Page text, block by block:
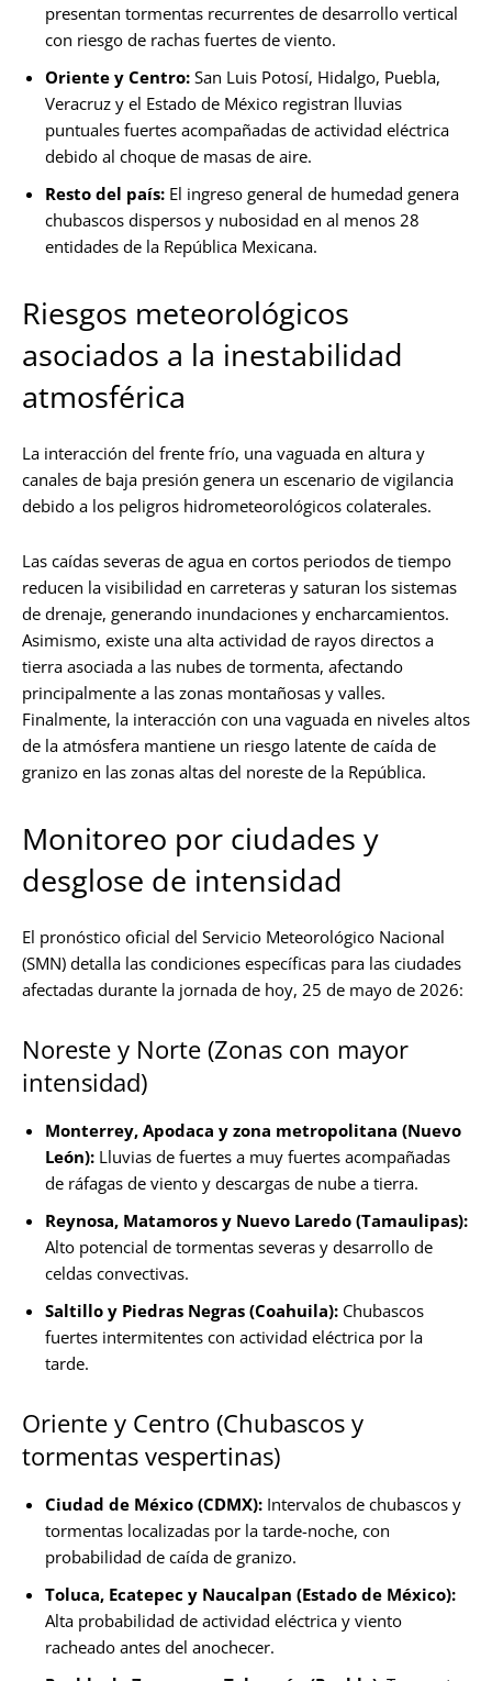
presentan tormentas recurrentes de desarrollo vertical
con riesgo de rachas fuertes de viento.
Oriente y Centro: San Luis Potosí, Hidalgo, Puebla,
Veracruz y el Estado de México registran lluvias
puntuales fuertes acompañadas de actividad eléctrica
debido al choque de masas de aire.
Resto del país: El ingreso general de humedad genera
chubascos dispersos y nubosidad en al menos 28
entidades de la República Mexicana.
Riesgos meteorológicos
asociados a la inestabilidad
atmosférica
La interacción del frente frío, una vaguada en altura y
canales de baja presión genera un escenario de vigilancia
debido a los peligros hidrometeorológicos colaterales.
Las caídas severas de agua en cortos periodos de tiempo
reducen la visibilidad en carreteras y saturan los sistemas
de drenaje, generando inundaciones y encharcamientos.
Asimismo, existe una alta actividad de rayos directos a
tierra asociada a las nubes de tormenta, afectando
principalmente a las zonas montañosas y valles.
Finalmente, la interacción con una vaguada en niveles altos
de la atmósfera mantiene un riesgo latente de caída de
granizo en las zonas altas del noreste de la República.
Monitoreo por ciudades y
desglose de intensidad
El pronóstico oficial del Servicio Meteorológico Nacional
(SMN) detalla las condiciones específicas para las ciudades
afectadas durante la jornada de hoy, 25 de mayo de 2026:
Noreste y Norte (Zonas con mayor
intensidad)
Monterrey, Apodaca y zona metropolitana (Nuevo
León): Lluvias de fuertes a muy fuertes acompañadas
de ráfagas de viento y descargas de nube a tierra.
Reynosa, Matamoros y Nuevo Laredo (Tamaulipas):
Alto potencial de tormentas severas y desarrollo de
celdas convectivas.
Saltillo y Piedras Negras (Coahuila): Chubascos
fuertes intermitentes con actividad eléctrica por la
tarde.
Oriente y Centro (Chubascos y
tormentas vespertinas)
Ciudad de México (CDMX): Intervalos de chubascos y
tormentas localizadas por la tarde-noche, con
probabilidad de caída de granizo.
Toluca, Ecatepec y Naucalpan (Estado de México):
Alta probabilidad de actividad eléctrica y viento
racheado antes del anochecer.